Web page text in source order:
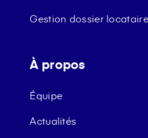
Gestion dossier locataire
À propos
Équipe
Actualités